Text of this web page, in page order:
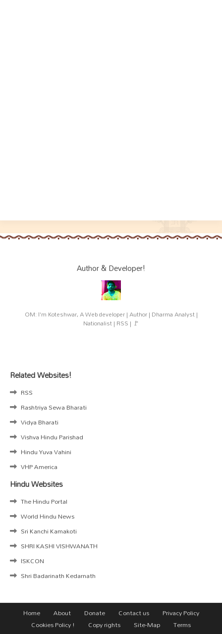
Author & Developer!
OM: I'm Koteshwar, A Web developer | Author | Dharma Analyst |
Nationalist | RSS | 🚩
Related Websites!
RSS
Rashtriya Sewa Bharati
Vidya Bharati
Vishva Hindu Parishad
Hindu Yuva Vahini
VHP America
Hindu Websites
The Hindu Portal
World Hindu News
Sri Kanchi Kamakoti
SHRI KASHI VISHWANATH
ISKCON
Shri Badarinath Kedarnath
Home About Donate Contact us
Privacy Policy
Cookies Policy !
Copy rights Site-Map Terms